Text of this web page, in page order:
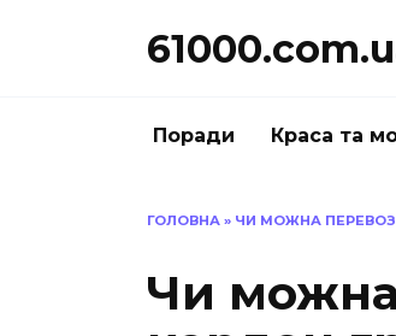
Поради Краса та
ГОЛОВНА » ЧИ МОЖНА
Чи